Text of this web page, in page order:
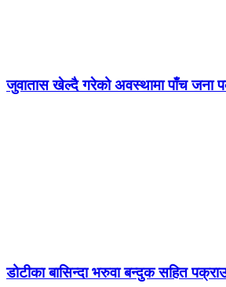
जुवातास खेल्दै गरेको अवस्थामा पाँच जना
डोटीका बासिन्दा भरुवा बन्दुक सहित